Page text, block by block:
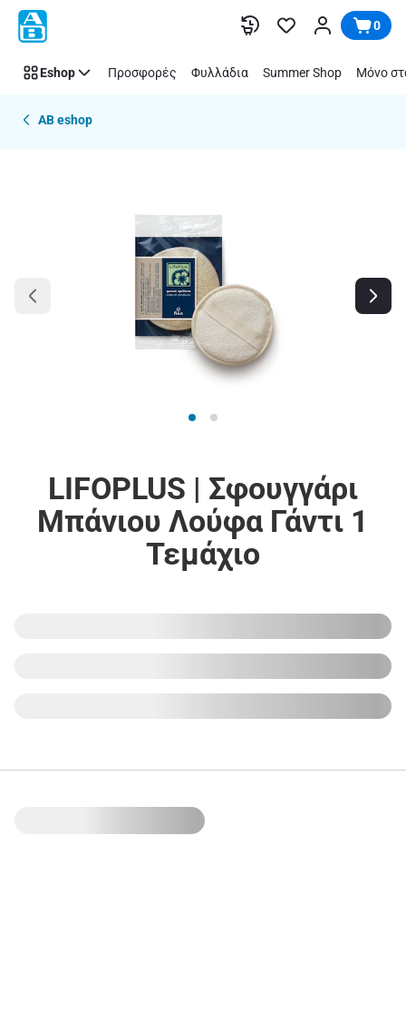
Παράλειψη 0
Eshop Προσφορές Φυλλάδια Summer Shop Μόνο
AB eshop
LIFOPLUS | Σφουγγάρι
Μπάνιου Λούφα Γάντι 1
Τεμάχιο